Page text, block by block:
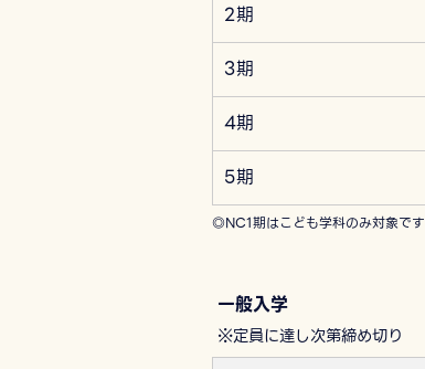
2期
3期
4期
5期
◎NC1期はこども学科のみ対象です
一般入学
※定員に達し次第締め切り